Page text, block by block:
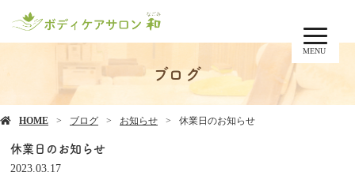
MENU
ブログ
HOME ブログ お知らせ 休業日のお知らせ
休業日のお知らせ
2023.03.17